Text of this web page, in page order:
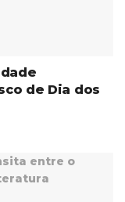
de Dia dos